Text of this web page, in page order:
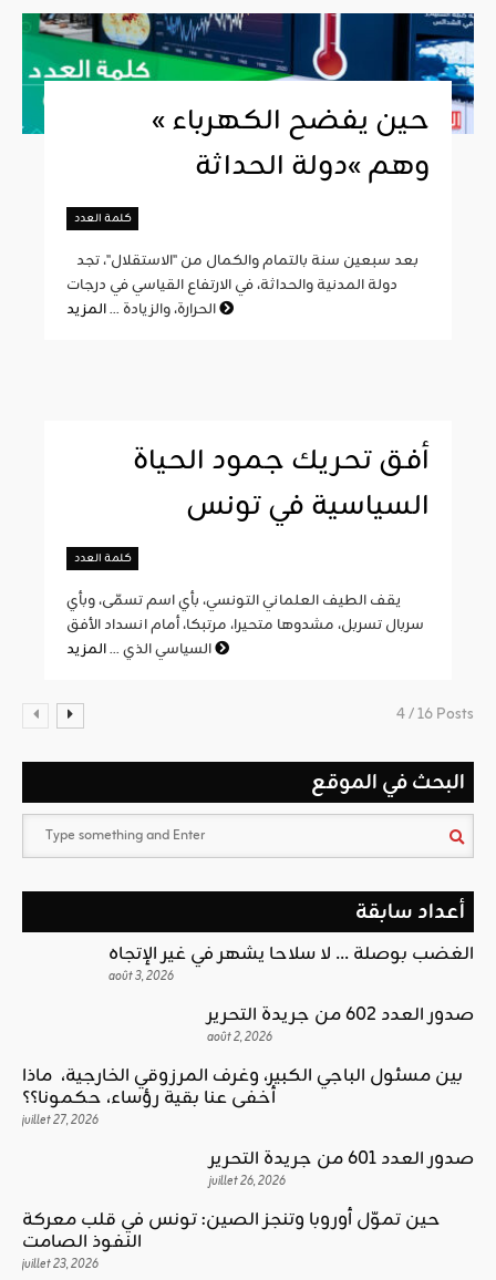
« حين يفضح الكهرباء
وهم »دولة الحداثة
كلمة العدد
دولة المدنية والحداثة، في الارتفاع القياسي في درجات
الحرارة، والزيادة ...
أفق تحريك جمود الحياة
السياسية في تونس
كلمة العدد
يقف الطيف العلماني التونسي، بأي اسم تسمّى، وبأي
سربال تسربل، مشدوها متحيرا، مرتبكا، أمام انسداد الأفق
السياسي الذي ...
4 / 16 Posts
البحث في الموقع
أعداد سابقة
الغضب بوصلة … لا سلاحا يشهر في غير الإتجاه
août 3, 2026
صدور العدد 602 من جريدة التحرير
août 2, 2026
بين مسئول الباجي الكبير، وغرف المرزوقي الخارجية، ماذا
أخفى عنا بقية رؤساء، حكمونا؟؟
juillet 27, 2026
صدور العدد 601 من جريدة التحرير
juillet 26, 2026
حين تموّل أوروبا وتنجز الصين: تونس في قلب معركة
النفوذ الصامت
juillet 23, 2026